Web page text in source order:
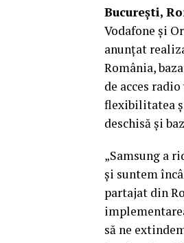
București,
Vodafone și
anunțat
România,
de acces
flexibilitatea
deschisă și
„Samsung a
și suntem
partajat din
să ne